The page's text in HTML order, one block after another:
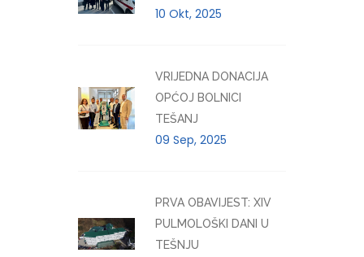
10 Okt, 2025
VRIJEDNA DONACIJA
OPĆOJ BOLNICI
TEŠANJ
09 Sep, 2025
PRVA OBAVIJEST: XIV
PULMOLOŠKI DANI U
TEŠNJU